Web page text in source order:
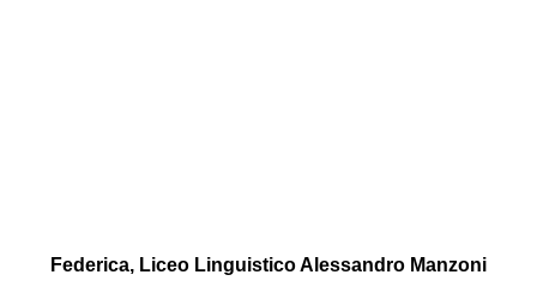
Federica, Liceo Linguistico Alessandro Manzoni